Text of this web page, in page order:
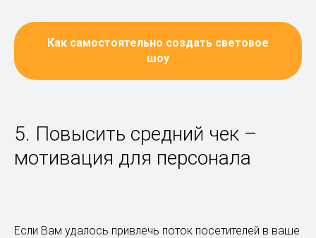
Как самостоятельно создать световое
шоу
5. Повысить средний чек –
мотивация для персонала
Если Вам удалось привлечь поток посетителей в ваше